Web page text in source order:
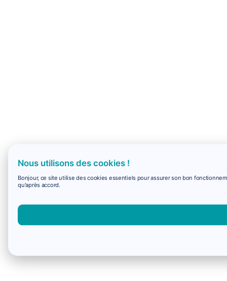
Nous utilisons des cookies !
Bonjour, ce site utilise des cookies essentiels pour assurer son bon
qu'après accord.